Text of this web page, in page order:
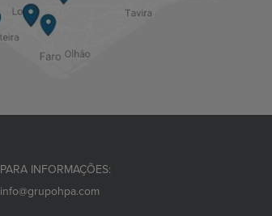
PARA INFORMAÇÕES:
info@grupohpa.com